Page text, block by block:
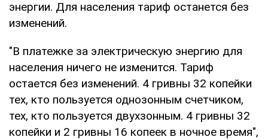
энергии. Для населения тариф останется без
изменений.
"В платежке за электрическую энергию для
населения ничего не изменится. Тариф
остается без изменений. 4 гривны 32 копейки
тех, кто пользуется однозонным счетчиком,
тех, кто пользуется двухзонным. 4 гривны 32
копейки и 2 гривны 16 копеек в ночное время",